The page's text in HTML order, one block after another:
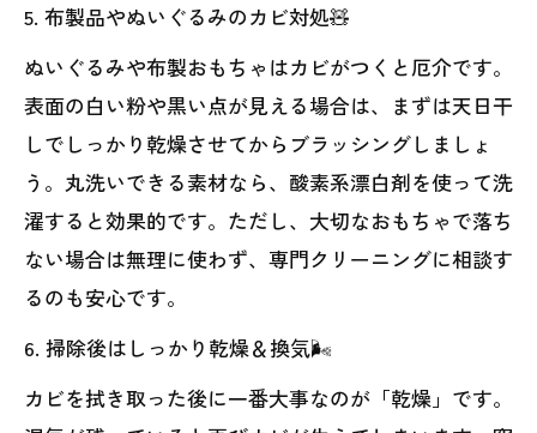
5. 布製品やぬいぐるみのカビ対処🧸
ぬいぐるみや布製おもちゃはカビがつくと厄介です。
表面の白い粉や黒い点が見える場合は、まずは天日干
しでしっかり乾燥させてからブラッシングしましょ
う。丸洗いできる素材なら、酸素系漂白剤を使って洗
濯すると効果的です。ただし、大切なおもちゃで落ち
ない場合は無理に使わず、専門クリーニングに相談す
るのも安心です。
6. 掃除後はしっかり乾燥＆換気🌬️
カビを拭き取った後に一番大事なのが「乾燥」です。